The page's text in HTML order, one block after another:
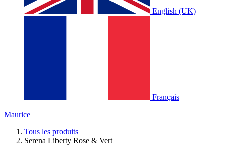
English (UK)
Français
Maurice
Tous les produits
Serena Liberty Rose & Vert